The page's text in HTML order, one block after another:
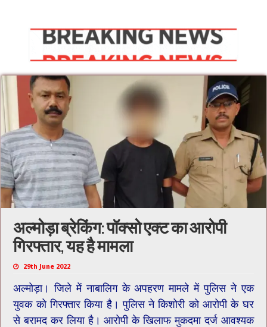
अल्मोड़ा ब्रेकिंग: पॉक्सो एक्ट का आरोपी
गिरफ्तार, यह है मामला
29th June 2022
अल्मोड़ा। जिले में नाबालिग के अपहरण मामले में पुलिस ने एक
युवक को गिरफ्तार किया है। पुलिस ने किशोरी को आरोपी के घर
से बरामद कर लिया है। आरोपी के खिलाफ मुकदमा दर्ज आवश्यक